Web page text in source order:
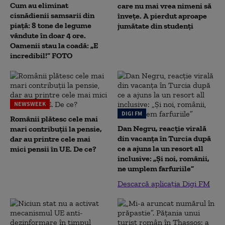
Cum au eliminat
cisnădienii samsarii din
piață: 8 tone de legume
vândute în doar 4 ore.
Oamenii stau la coadă: „E
incredibil!” FOTO
care nu mai vrea nimeni să
înveţe. A pierdut aproape
jumătate din studenţi
NEWSWEEK
Românii plătesc cele mai
mari contribuții la pensie,
dar au printre cele mai
mici pensii în UE. De ce?
DIGI FM
Dan Negru, reacție virală
din vacanța în Turcia după
ce a ajuns la un resort all
inclusive: „Și noi, românii,
ne umplem farfuriile”
Descarcă aplicația Digi FM